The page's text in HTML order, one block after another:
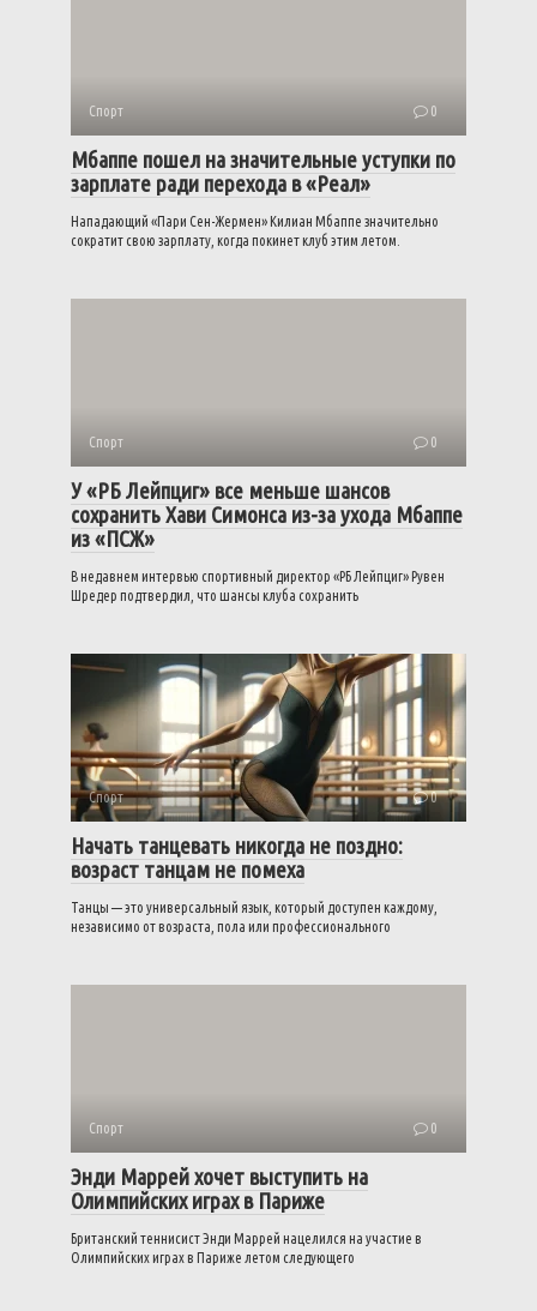
Спорт 0
Мбаппе пошел на значительные уступки по
зарплате ради перехода в «Реал»
Нападающий «Пари Сен-Жермен» Килиан Мбаппе значительно
сократит свою зарплату, когда покинет клуб этим летом.
Спорт 0
У «РБ Лейпциг» все меньше шансов
сохранить Хави Симонса из-за ухода Мбаппе
из «ПСЖ»
В недавнем интервью спортивный директор «РБ Лейпциг» Рувен
Шредер подтвердил, что шансы клуба сохранить
Спорт 0
Начать танцевать никогда не поздно:
возраст танцам не помеха
Танцы — это универсальный язык, который доступен каждому,
независимо от возраста, пола или профессионального
Спорт 0
Энди Маррей хочет выступить на
Олимпийских играх в Париже
Британский теннисист Энди Маррей нацелился на участие в
Олимпийских играх в Париже летом следующего